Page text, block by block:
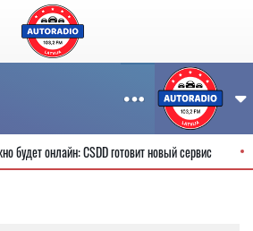
будет онлайн: CSDD готовит новый сервис